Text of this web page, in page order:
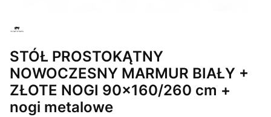
STÓŁ PROSTOKĄTNY
NOWOCZESNY MARMUR BIAŁY +
ZŁOTE NOGI 90x160/260 cm +
nogi metalowe